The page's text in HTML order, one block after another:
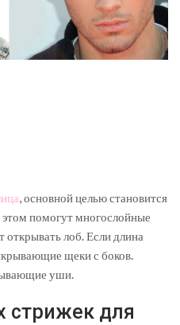
, основной целью становится
этом помогут многослойные
открывать лоб. Если длина
щеки с боков.
уши.
стрижек для